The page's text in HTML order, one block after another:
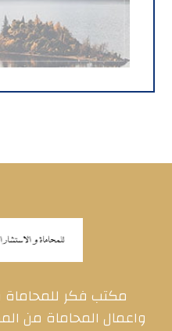
مكتب فكر للمحاماة
واعمال المحاماة من